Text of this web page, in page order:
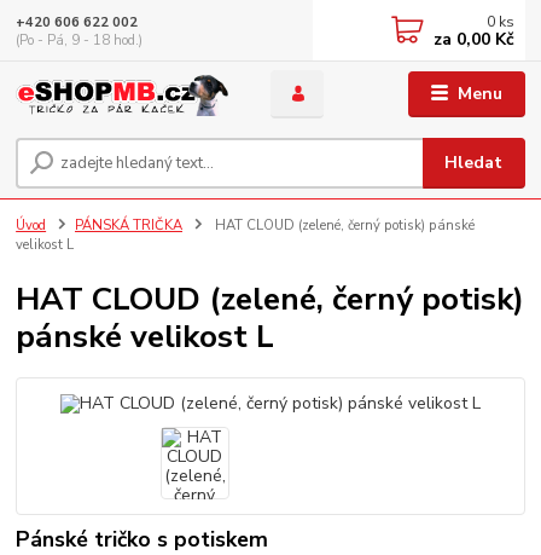
Menu
Hledat
+420 606 622 002
(Po - Pá, 9 - 18 hod.)
0 ks
za 0,00 Kč
Úvod PÁNSKÁ TRIČKA
HAT CLOUD (zelené, černý potisk) pánské
velikost L
HAT CLOUD (zelené, černý potisk)
pánské velikost L
Pánské tričko s potiskem